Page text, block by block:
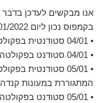
אנו מבקשים לעדכן בדבר
בקמפוס נכון ליום 05/01/2022:
• 04/01 סטודנטית בפקולטה להנדסת מכונות
• 04/01 סטודנט בפקולטה לכימיה ע"ש שוליך
• 05/01 סטודנטית
המתגוררת במעונות קנדה
• 05/01 סטודנט